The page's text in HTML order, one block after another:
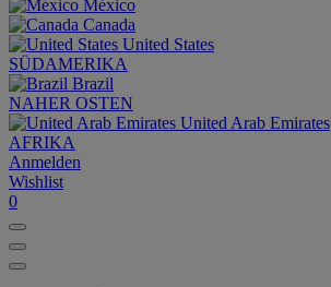
México
Canada
United States
SÜDAMERIKA
Brazil
NAHER OSTEN
United Arab Emirates
AFRIKA
Anmelden
Wishlist
0